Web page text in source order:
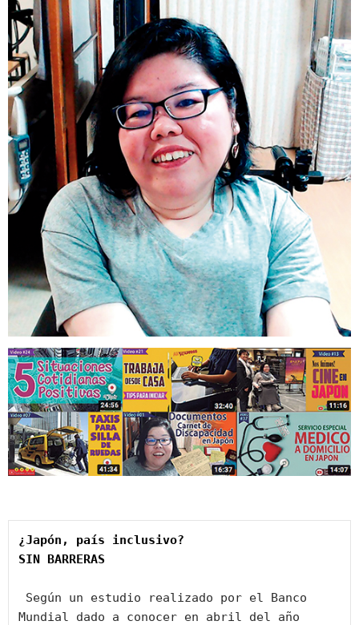
¿Japón, país inclusivo?
SIN BARRERAS
Mundial dado a conocer en abril del año